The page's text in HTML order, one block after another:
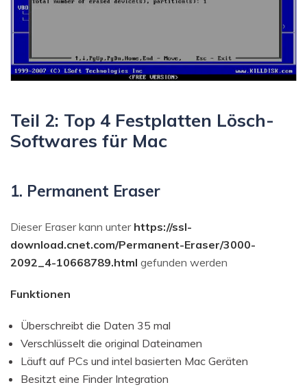
Teil 2: Top 4 Festplatten Lösch-
Softwares für Mac
1. Permanent Eraser
Dieser Eraser kann unter https://ssl-
download.cnet.com/Permanent-Eraser/3000-
2092_4-10668789.html gefunden werden
Funktionen
Überschreibt die Daten 35 mal
Verschlüsselt die original Dateinamen
Läuft auf PCs und intel basierten Mac Geräten
Besitzt eine Finder Integration